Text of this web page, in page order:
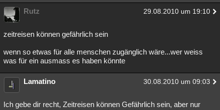
Rutz 29.08.2010 um 19:10
zeitreisen können gefährlich sein
wenn so etwas für alle menschen zugänglich wäre...wer weiss
was für ein ausmass es haben könnte
Lamatino 30.08.2010 um 09:03
Ich gebe dir recht, Zeitreisen können Gefährlich sein, aber nur